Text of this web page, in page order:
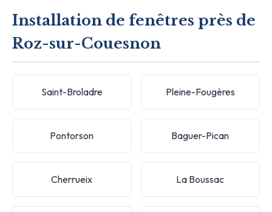
Installation de fenêtres près de
Roz-sur-Couesnon
Saint-Broladre Pleine-Fougères
Pontorson Baguer-Pican
Cherrueix La Boussac